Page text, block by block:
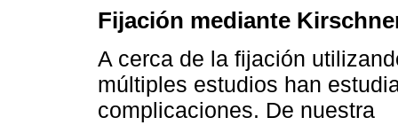
Fijación mediante
A cerca de la fijación
múltiples estudios han
complicaciones. De nuestra